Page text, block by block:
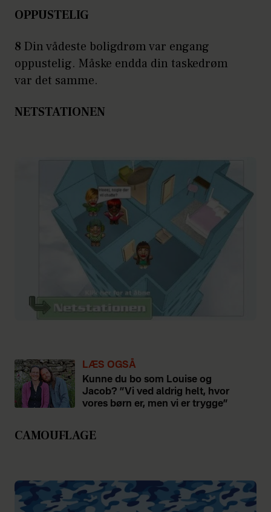
OPPUSTELIG
8 Din vådeste boligdrøm var engang
oppustelig. Måske endda din taskedrøm
var det samme.
NETSTATIONEN
LÆS OGSÅ
Kunne du bo som Louise og
Jacob? ”Vi ved aldrig helt, hvor
vores børn er, men vi er trygge”
CAMOUFLAGE